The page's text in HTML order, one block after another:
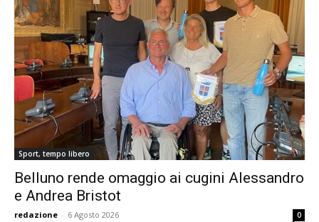
Sport, tempo libero
Belluno rende omaggio ai cugini Alessandro
e Andrea Bristot
redazione - 6 Agosto 2026 0